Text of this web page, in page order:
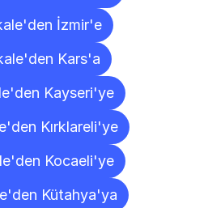
İzmir'e
Kars'a
Kayseri'ye
Kırklareli'ye
Kocaeli'ye
Kütahya'ya